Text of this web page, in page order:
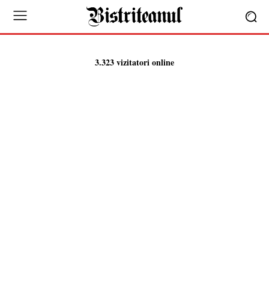
3.323 vizitatori online